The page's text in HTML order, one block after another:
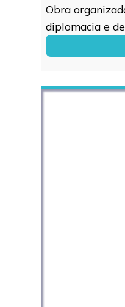
Obra
diplomacia e